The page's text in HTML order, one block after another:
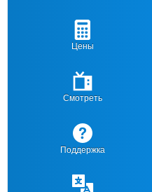
Цены
Смотреть
Поддержка